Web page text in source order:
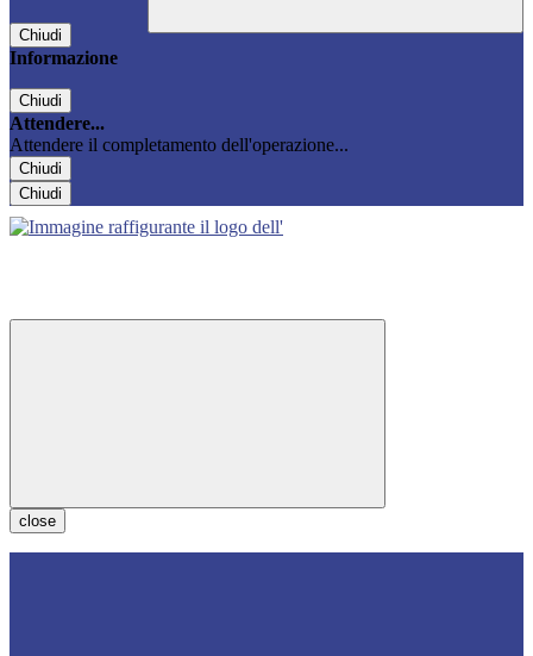
Chiudi
Informazione
Chiudi
Attendere...
Attendere il completamento dell'operazione...
Chiudi
Chiudi
close